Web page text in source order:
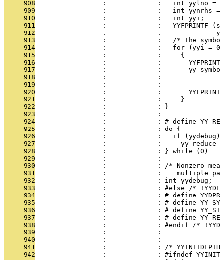
     908
:             :   int yylno =
     909
:             :   int yynrhs
     910
                 :             :   int yyi;
     911
:             :   YYFPRINTF
     912
:             :
     913
:             :   /* The
     914
:             :   for (yyi =
     915
                 :             :     {
     916
:             :
     917
:             :
     918
:             :
     919
:             :
     920
:             :
     921
                 :             :     }
     922
                 :             : }
     923
                 :             :
     924
:             : # define
     925
:             : do {
     926
:             :   if
     927
:             :
     928
                 :             : } while (0)
     929
                 :             :
     930
:             : /* Nonzero
     931
:             :    multiple
     932
                 :             : int yydebug;
     933
:             : #else /*
     934
:             : # define
     935
:             : # define
     936
:             : # define
     937
:             : # define
     938
:             : #endif /*
     939
                 :             :
     940
                 :             :
     941
:             : /*
     942
:             : #ifndef